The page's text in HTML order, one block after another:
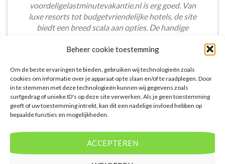
Beheer cookie toestemming
Om de beste ervaringen te bieden, gebruiken wij technologieën zoals
cookies om informatie over je apparaat op te slaan en/of te raadplegen. Door
in te stemmen met deze technologieën kunnen wij gegevens zoals
surfgedrag of unieke ID's op deze site verwerken. Als je geen toestemming
geeft of uw toestemming intrekt, kan dit een nadelige invloed hebben op
bepaalde functies en mogelijkheden.
ACCEPTEREN
voordeligelastminutevakantie.nl is erg goed. Van
luxe resorts tot budgetvriendelijke hotels, de site
biedt een breed scala aan opties. De handige
accommodaties te vinden die aansluiten bij mijn
Tim Beukers /Tilburg